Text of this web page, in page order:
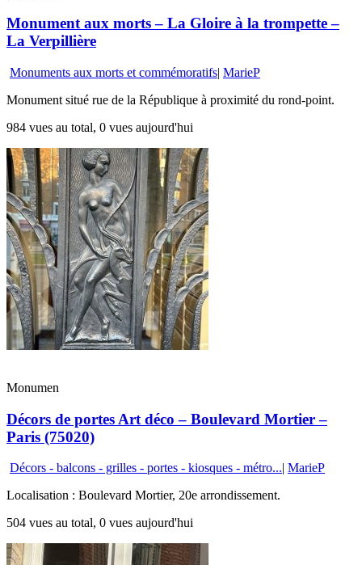
Monument aux morts – La Gloire à la trompette –
La Verpillière
Monuments aux morts et commémoratifs| MarieP
Monument situé rue de la République à proximité du rond-point.
984 vues au total, 0 vues aujourd'hui
Monumen
Décors de portes Art déco – Boulevard Mortier –
Paris (75020)
Décors - balcons - grilles - portes - kiosques - métro...| MarieP
Localisation : Boulevard Mortier, 20e arrondissement.
504 vues au total, 0 vues aujourd'hui